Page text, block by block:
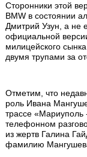
Сторонники этой
BMW в состоянии
Дмитрий Узун, а не
официальной
милицейского
двумя трупами за
Отметим, что
роль Ивана
трассе «Мариуполь
телефонном
из жертв Галина
фамилию